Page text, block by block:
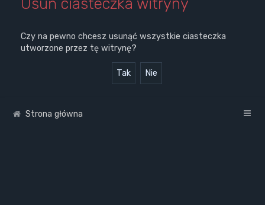
Czy na pewno chcesz usunąć wszystkie ciasteczka
utworzone przez tę witrynę?
Strona główna